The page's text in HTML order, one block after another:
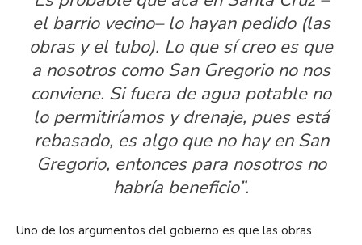
el barrio vecino– lo hayan pedido (las
obras y el tubo). Lo que sí creo es que
a nosotros como San Gregorio no nos
conviene. Si fuera de agua potable no
lo permitiríamos y drenaje, pues está
rebasado, es algo que no hay en San
Gregorio, entonces para nosotros no
habría beneficio”.
Uno de los argumentos del gobierno es que las obras